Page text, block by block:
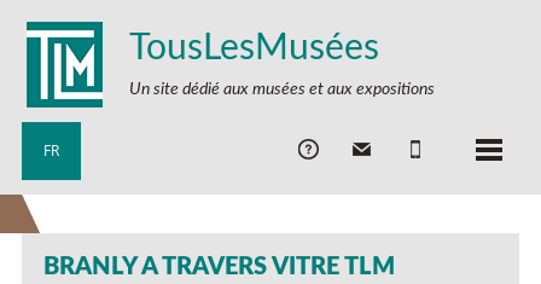
TousLesMusées
Un site dédié aux musées et aux expositions
FR
BRANLY A TRAVERS VITRE TLM